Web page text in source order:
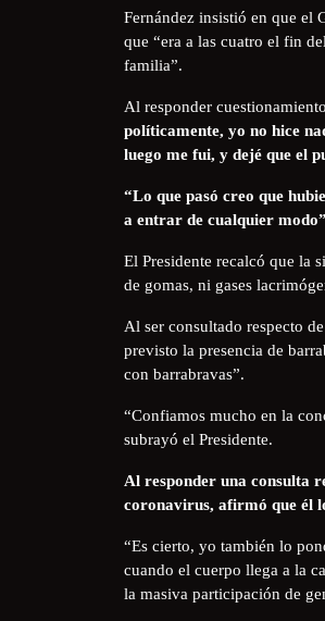
Fernández insistió en que el
que “era a las cuatro el fin
familia”.
Al responder
políticamente, yo no hice
luego me fui, y dejé que el
“Lo que pasó creo que
a entrar de cualquier
El Presidente recalcó que la
de gomas, ni gases
Al ser consultado respecto
previsto la presencia de
con barrabravas”.
“Confiamos mucho en la
subrayó el Presidente.
Al responder una consulta
coronavirus, afirmó que él
“Es cierto, yo también lo
cuando el cuerpo llega a la
la masiva participación de